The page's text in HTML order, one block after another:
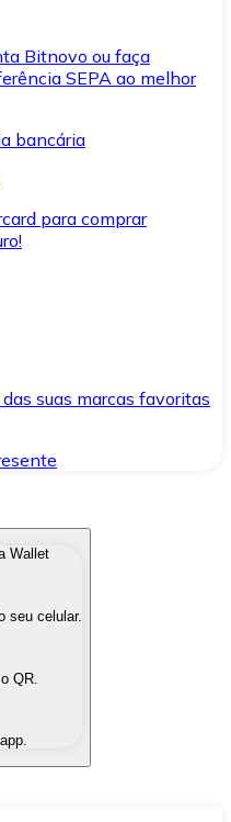
Bitnovo ou faça
SEPA ao melhor
bancária
para comprar
suas marcas favoritas
seu interesse de forma
em moeda fiduciária
outra
Wallet
seu celular.
QR.